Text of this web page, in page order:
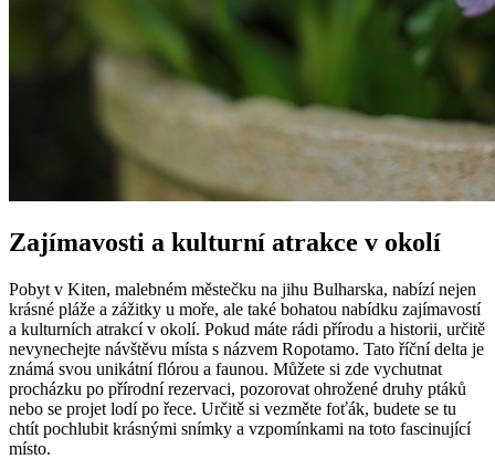
Zajímavosti a kulturní atrakce v okolí
Pobyt v Kiten, malebném městečku na jihu Bulharska, nabízí nejen
krásné pláže a zážitky u moře, ale také bohatou nabídku zajímavostí
a kulturních atrakcí v okolí. Pokud máte rádi přírodu a historii, určitě
nevynechejte návštěvu místa s názvem Ropotamo. Tato říční delta je
známá svou unikátní flórou a faunou. Můžete si zde vychutnat
procházku po přírodní rezervaci, pozorovat ohrožené druhy ptáků
nebo se projet lodí po řece. Určitě si vezměte foťák, budete se tu
chtít pochlubit krásnými snímky a vzpomínkami na toto fascinující
místo.